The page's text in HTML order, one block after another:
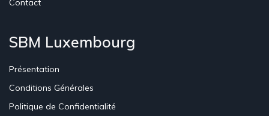
Contact
SBM Luxembourg
Présentation
Conditions Générales
Politique de Confidentialité